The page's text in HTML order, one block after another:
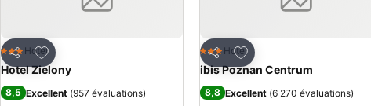
Partager
Ajouter à mes favoris
3 ÉtoilesHotel
Hotel Zielony
8,5 Excellent (957 évaluations)
Partager
Ajouter à mes favoris
3 ÉtoilesHotel
ibis Poznan Centrum
8,8 Excellent (6 270 évaluations)